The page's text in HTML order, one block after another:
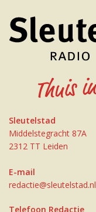
Sleutelstad
Middelstegracht 87A
2312 TT Leiden
E-mail
redactie@sleutelstad.nl
Telefoon Redactie